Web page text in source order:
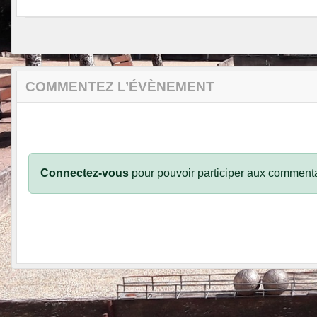
COMMENTEZ L’ÉVÈNEMENT
Connectez-vous pour pouvoir participer aux